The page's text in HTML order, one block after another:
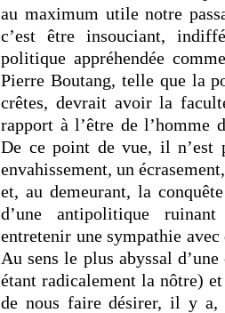
au maximum utile notre
c’est être insouciant,
politique appréhendée
Pierre Boutang, telle que la
crêtes, devrait avoir la
rapport à l’être de l’homme
De ce point de vue, il n’est
envahissement, un
et, au demeurant, la
d’une antipolitique
entretenir une sympathie
Au sens le plus abyssal
étant radicalement la nôtre)
de nous faire désirer, il y a,